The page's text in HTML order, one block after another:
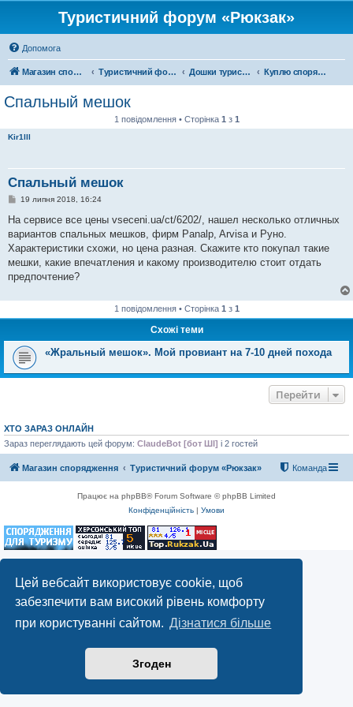
Цей вебсайт використовує cookie, щоб
забезпечити вам високий рівень комфорту
при користуванні сайтом. Дізнатися більше
Згоден
Туристичний форум «Рюкзак»
Допомога
Магазин спорядження Туристичний форум «Рюкзак» Дошки туристичних оголошень Куплю спорядження
Спальный мешок
1 повідомлення • Сторінка 1 з 1
Kir1lll
Спальный мешок
П
в
д
о
м
л
е
я
19 липня 2018, 16:24
На сервисе все цены vseceni.ua/ct/6202/, нашел несколько отличных
вариантов спальных мешков, фирм Panalp, Arvisa и Руно.
Характеристики схожи, но цена разная. Скажите кто покупал такие
мешки, какие впечатления и какому производителю стоит отдать
предпочтение?
1 повідомлення • Сторінка 1 з 1
Схожі теми
«Жральный мешок». Мой провиант на 7-10 дней похода
Перейти
ХТО ЗАРАЗ ОНЛАЙН
Зараз переглядають цей форум: ClaudeBot [бот ШІ] і 2 гостей
Магазин спорядження Туристичний форум «Рюкзак» Команда
Працює на phpBB® Forum Software © phpBB Limited
Конфіденційність | Умови